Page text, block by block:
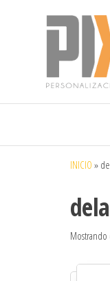
Pixelart
en móstoles
INICIO »